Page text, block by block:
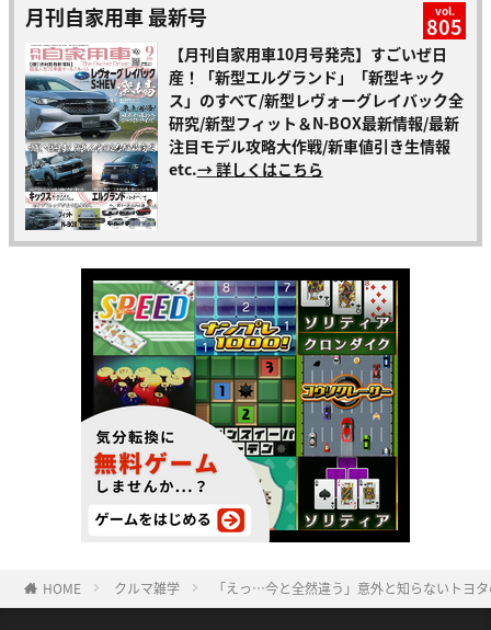
月刊自家用車 最新号 vol.
805
【月刊自家用車10月号発売】すごいぜ日
産！「新型エルグランド」「新型キック
ス」のすべて/新型レヴォーグレイバック全
研究/新型フィット＆N-BOX最新情報/最新
注目モデル攻略大作戦/新車値引き生情報
etc.→ 詳しくはこちら
HOME クルマ雑学 「えっ…今と全然違う」意外と知らないトヨ